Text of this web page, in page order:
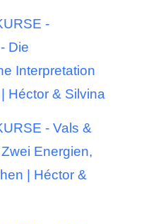
-
Die
Interpretation
Héctor & Silvina
- Vals &
Energien,
| Héctor &